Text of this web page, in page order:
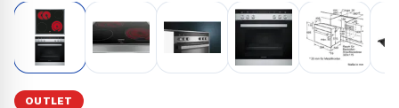
OUTLET